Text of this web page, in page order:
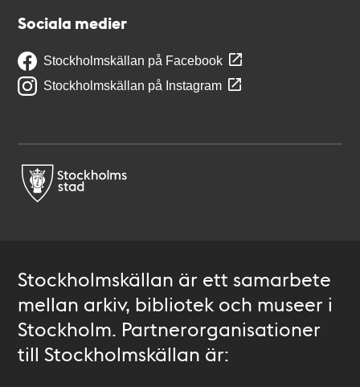
Sociala medier
Stockholmskällan på Facebook
Stockholmskällan på Instagram
Stockholmskällan är ett samarbete
mellan arkiv, bibliotek och museer i
Stockholm. Partnerorganisationer
till Stockholmskällan är: